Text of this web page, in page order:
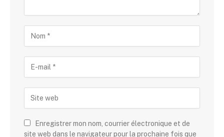
Enregistrer mon nom, courrier électronique et de
site web dans le navigateur pour la prochaine fois que